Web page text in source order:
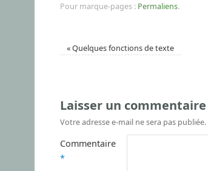
Pour marque-pages : Permaliens.
«Quelques fonctions de texte
Laisser un commentaire
Votre adresse e-mail ne sera pas publiée.
Commentaire
*